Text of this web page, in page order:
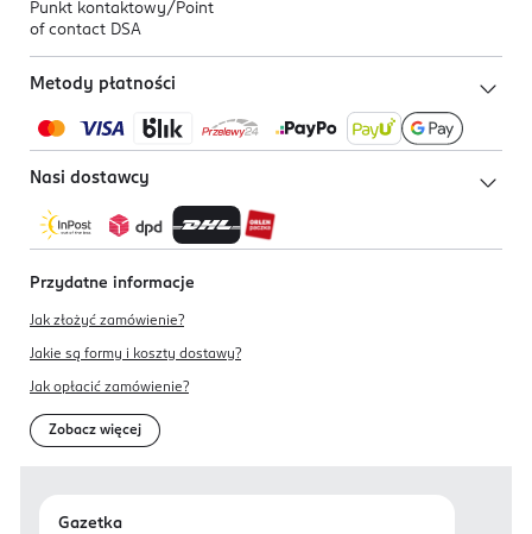
Punkt kontaktowy/ Point
of contact DSA
Metody płatności
Nasi dostawcy
Przydatne informacje
Jak złożyć zamówienie?
Jakie są formy i koszty dostawy?
Jak opłacić zamówienie?
Zobacz więcej
Gazetka